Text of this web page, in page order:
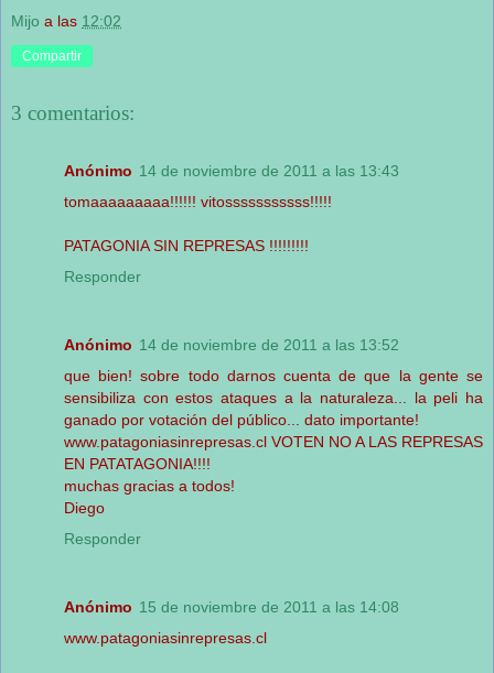
Mijo a las 12:02
Compartir
3 comentarios:
Anónimo 14 de noviembre de 2011 a las 13:43
tomaaaaaaaaa!!!!!! vitosssssssssss!!!!!
PATAGONIA SIN REPRESAS !!!!!!!!!
Responder
Anónimo 14 de noviembre de 2011 a las 13:52
que bien! sobre todo darnos cuenta de que la gente se
sensibiliza con estos ataques a la naturaleza... la peli ha
ganado por votación del público... dato importante!
www.patagoniasinrepresas.cl VOTEN NO A LAS REPRESAS
EN PATATAGONIA!!!!
muchas gracias a todos!
Diego
Responder
Anónimo 15 de noviembre de 2011 a las 14:08
www.patagoniasinrepresas.cl